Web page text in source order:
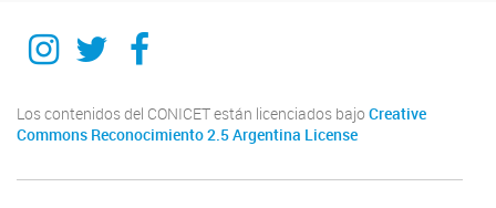
Instagram
TwitterFacebook
Los contenidos del CONICET están licenciados bajo Creative
Commons Reconocimiento 2.5 Argentina License